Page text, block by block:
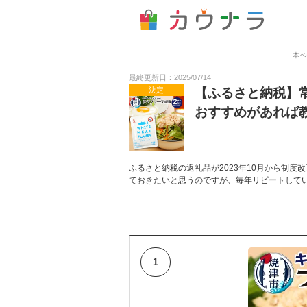
本
最終更新日：2025/07/14
決定
【ふるさと納税
おすすめがあれば
ふるさと納税の返礼品が2023年10月から制度
ておきたいと思うのですが、毎年リピートして
1